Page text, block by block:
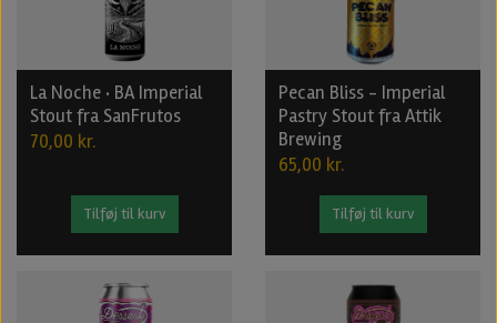
La Noche · BA Imperial
Stout fra SanFrutos
70,00 kr.
Tilføj til kurv
Pecan Bliss - Imperial
Pastry Stout fra Attik
Brewing
65,00 kr.
Tilføj til kurv